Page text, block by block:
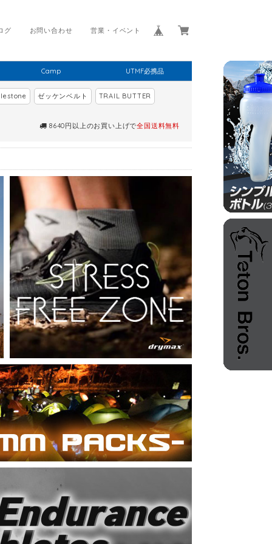
営業・イベント
お問い合わせ
グ
Camp UTMF必携品
ゼッケンベルト TRAIL BUTTER
8640円以上のお買い上げで全国送料無料